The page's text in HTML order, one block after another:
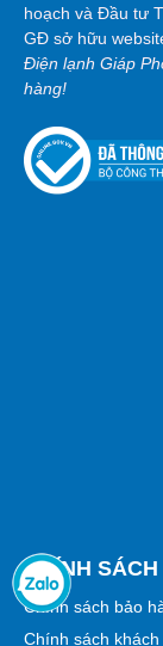
hoạch và Đầu tư
GĐ sở hữu
Điện lạnh Giáp
hàng!
CHÍNH SÁCH
Chính sách bảo
Chính sách khách